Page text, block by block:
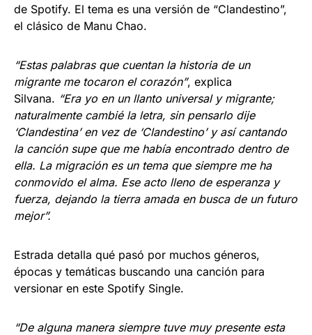
de Spotify. El tema es una versión de “Clandestino”,
el clásico de Manu Chao.
“Estas palabras que cuentan la historia de un
migrante me tocaron el corazón”, explica
Silvana. “Era yo en un llanto universal y migrante;
naturalmente cambié la letra, sin pensarlo dije
‘Clandestina’ en vez de ‘Clandestino’ y así cantando
la canción supe que me había encontrado dentro de
ella. La migración es un tema que siempre me ha
conmovido el alma. Ese acto lleno de esperanza y
fuerza, dejando la tierra amada en busca de un futuro
mejor”.
Estrada detalla qué pasó por muchos géneros,
épocas y temáticas buscando una canción para
versionar en este Spotify Single.
“De alguna manera siempre tuve muy presente esta